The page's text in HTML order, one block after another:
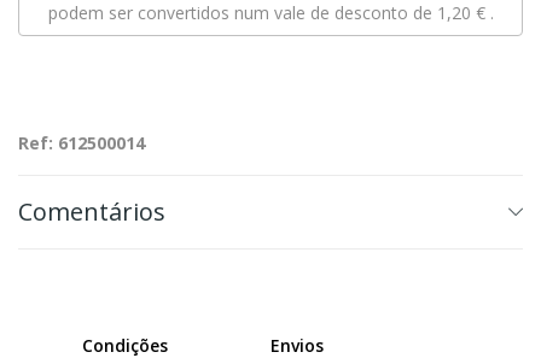
podem ser convertidos num vale de desconto de 1,20 €.
Ref: 612500014
Comentários
Condições Envios